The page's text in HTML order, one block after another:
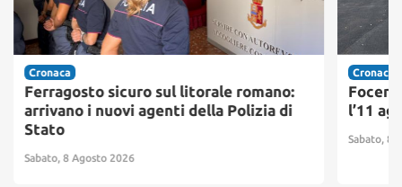
Cronaca
Ferragosto sicuro sul litorale romano:
arrivano i nuovi agenti della Polizia di
Stato
Sabato, 8 Agosto 2026
Cronaca
l’11
Sabato, 8